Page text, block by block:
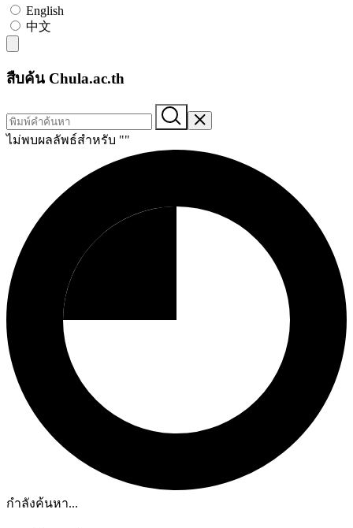
English
中文
สืบค้น Chula.ac.th
ไม่พบผลลัพธ์สำหรับ ""
กำลังค้นหา...